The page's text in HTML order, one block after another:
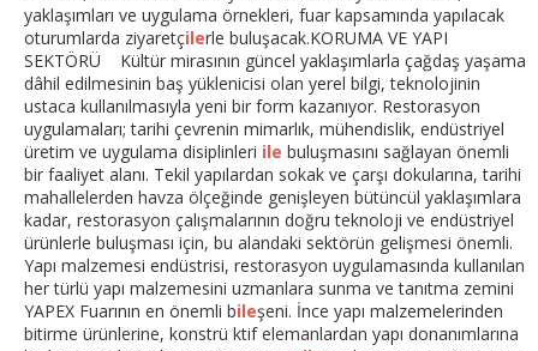
yaklaşımları ve uygulama örnekleri, fuar kapsamında yapılacak
oturumlarda ziyaretçilerle buluşacak.KORUMA VE YAPI
SEKTÖRÜ Kültür mirasının güncel yaklaşımlarla çağdaş yaşama
dâhil edilmesinin baş yüklenicisi olan yerel bilgi, teknolojinin
ustaca kullanılmasıyla yeni bir form kazanıyor. Restorasyon
uygulamaları; tarihi çevrenin mimarlık, mühendislik, endüstriyel
üretim ve uygulama disiplinleri ile buluşmasını sağlayan önemli
bir faaliyet alanı. Tekil yapılardan sokak ve çarşı dokularına, tarihi
mahallelerden havza ölçeğinde genişleyen bütüncül yaklaşımlara
kadar, restorasyon çalışmalarının doğru teknoloji ve endüstriyel
ürünlerle buluşması için, bu alandaki sektörün gelişmesi önemli.
Yapı malzemesi endüstrisi, restorasyon uygulamasında kullanılan
her türlü yapı malzemesini uzmanlara sunma ve tanıtma zemini
YAPEX Fuarının en önemli bileşeni. İnce yapı malzemelerinden
bitirme ürünlerine, konstrü ktif elemanlardan yapı donanımlarına